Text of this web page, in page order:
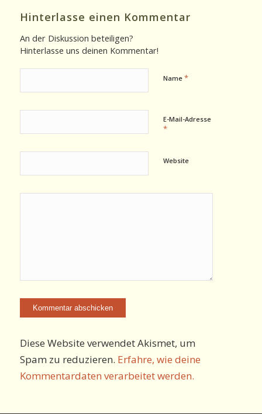
Hinterlasse einen Kommentar
An der Diskussion beteiligen?
Hinterlasse uns deinen Kommentar!
Name *
E-Mail-Adresse
*
Website
Diese Website verwendet Akismet, um
Spam zu reduzieren. Erfahre, wie deine
Kommentardaten verarbeitet werden.